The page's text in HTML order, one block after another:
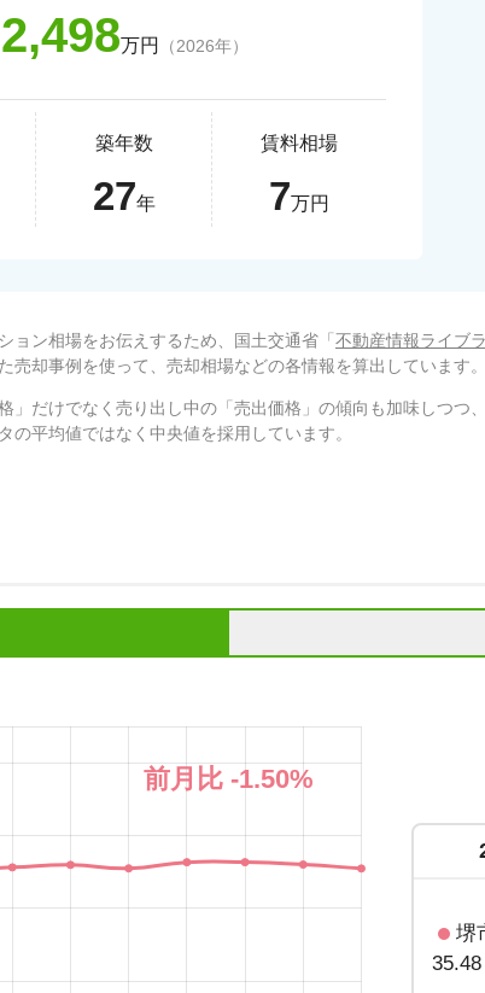
2,498万円 （2026年）
築年数
27年
賃料相場
7万円
ョン相場をお伝えするため、国土交通省「 不動産情報ライブ
却事例を使って、売却相場などの各情報を算出しています。
」だけでなく売り出し中の「売出価格」の傾向も加味しつつ
平均値ではなく中央値を採用しています。
前月比 -1.50%
堺